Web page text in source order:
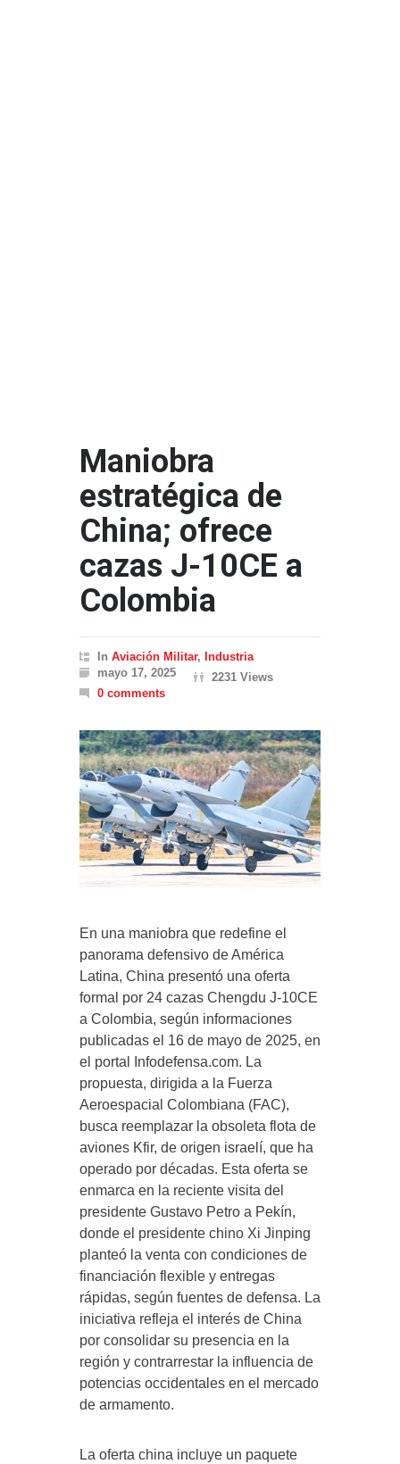
Maniobra
estratégica de
China; ofrece
cazas J-10CE a
Colombia
In Aviación Militar, Industria
mayo 17, 2025
2231 Views
0 comments
En una maniobra que redefine el
panorama defensivo de América
Latina, China presentó una oferta
formal por 24 cazas Chengdu J-10CE
a Colombia, según informaciones
publicadas el 16 de mayo de 2025, en
el portal Infodefensa.com. La
propuesta, dirigida a la Fuerza
Aeroespacial Colombiana (FAC),
busca reemplazar la obsoleta flota de
aviones Kfir, de origen israelí, que ha
operado por décadas. Esta oferta se
enmarca en la reciente visita del
presidente Gustavo Petro a Pekín,
donde el presidente chino Xi Jinping
planteó la venta con condiciones de
financiación flexible y entregas
rápidas, según fuentes de defensa. La
iniciativa refleja el interés de China
por consolidar su presencia en la
región y contrarrestar la influencia de
potencias occidentales en el mercado
de armamento.
La oferta china incluye un paquete